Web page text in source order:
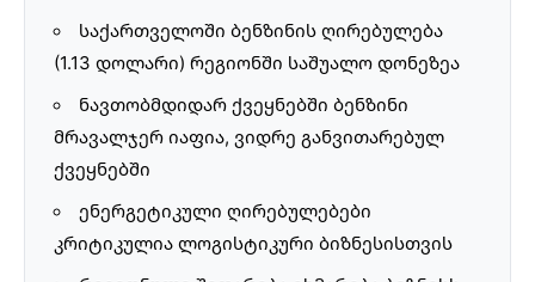
საქართველოში ბენზინის ღირებულება
(1.13 დოლარი) რეგიონში საშუალო დონეზეა
ნავთობმდიდარ ქვეყნებში ბენზინი
მრავალჯერ იაფია, ვიდრე განვითარებულ
ქვეყნებში
ენერგეტიკული ღირებულებები
კრიტიკულია ლოგისტიკური ბიზნესისთვის